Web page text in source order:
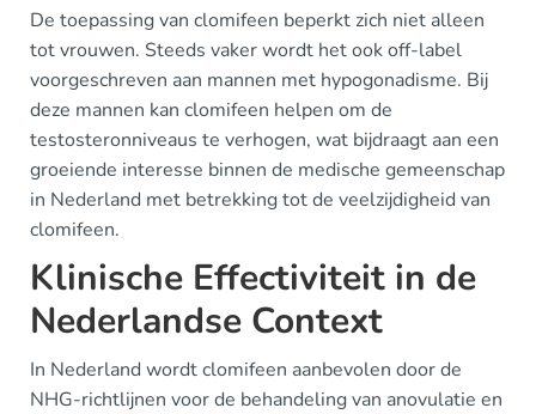
De toepassing van clomifeen beperkt zich niet alleen
tot vrouwen. Steeds vaker wordt het ook off-label
voorgeschreven aan mannen met hypogonadisme. Bij
deze mannen kan clomifeen helpen om de
testosteronniveaus te verhogen, wat bijdraagt aan een
groeiende interesse binnen de medische gemeenschap
in Nederland met betrekking tot de veelzijdigheid van
clomifeen.
Klinische Effectiviteit in de
Nederlandse Context
In Nederland wordt clomifeen aanbevolen door de
NHG-richtlijnen voor de behandeling van anovulatie en